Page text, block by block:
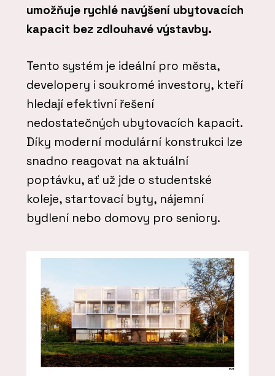
umožňuje rychlé navýšení ubytovacích
kapacit bez zdlouhavé výstavby.
Tento systém je ideální pro města,
developery i soukromé investory, kteří
hledají efektivní řešení
nedostatečných ubytovacích kapacit.
Díky moderní modulární konstrukci lze
snadno reagovat na aktuální
poptávku, ať už jde o studentské
koleje, startovací byty, nájemní
bydlení nebo domovy pro seniory.